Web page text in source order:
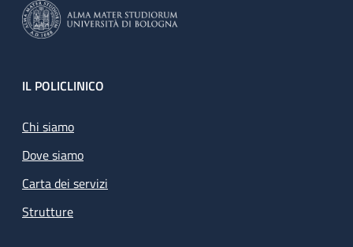
Footer
IL POLICLINICO
Chi siamo
Dove siamo
Carta dei servizi
Strutture